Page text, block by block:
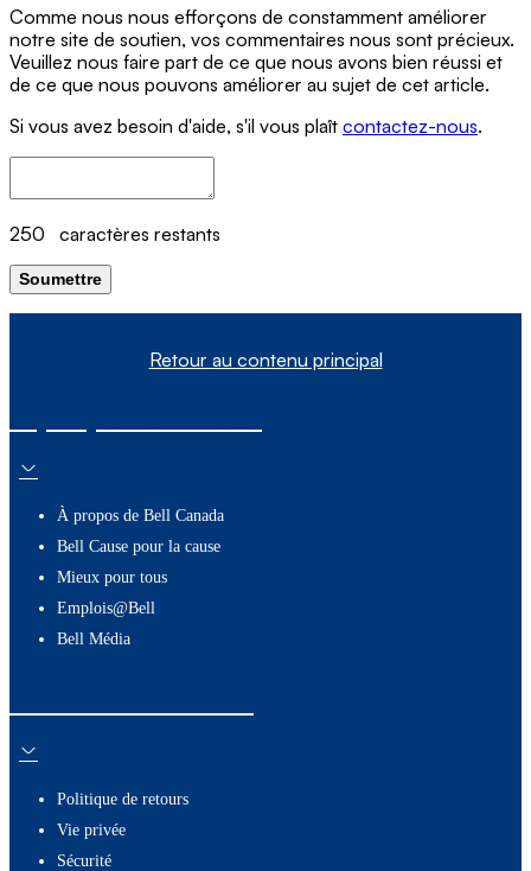
Comme nous nous efforçons de constamment améliorer
notre site de soutien, vos commentaires nous sont précieux.
Veuillez nous faire part de ce que nous avons bien réussi et
de ce que nous pouvons améliorer au sujet de cet article.
Si vous avez besoin d'aide, s'il vous plaît contactez-nous.
250 caractères restants
Soumettre
Retour au contenu principal
À propos de Bell Canada
Bell Cause pour la cause
Mieux pour tous
Emplois@Bell
Bell Média
Politique de retours
Vie privée
Sécurité